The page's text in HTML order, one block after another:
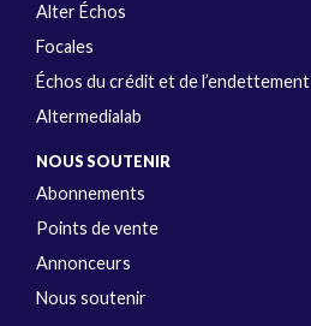
Alter Échos
Focales
Échos du crédit et de l’endettement
Altermedialab
NOUS SOUTENIR
Abonnements
Points de vente
Annonceurs
Nous soutenir